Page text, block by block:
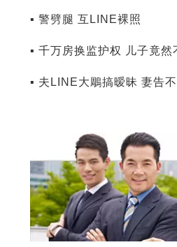
▪ 警劈腿 互LINE裸照
▪ 千万房换监护权 儿子竟然
▪ 夫LINE大鵰搞暧昧 妻告